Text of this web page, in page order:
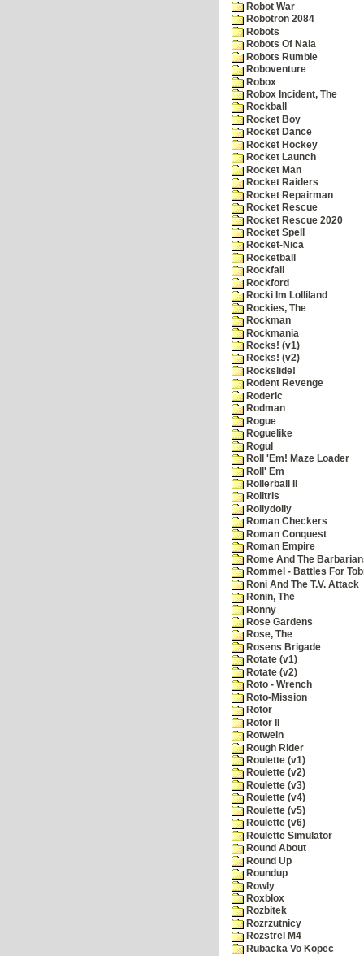
Robot War
Robotron 2084
Robots
Robots Of Nala
Robots Rumble
Roboventure
Robox
Robox Incident, The
Rockball
Rocket Boy
Rocket Dance
Rocket Hockey
Rocket Launch
Rocket Man
Rocket Raiders
Rocket Repairman
Rocket Rescue
Rocket Rescue 2020
Rocket Spell
Rocket-Nica
Rocketball
Rockfall
Rockford
Rocki Im Lolliland
Rockies, The
Rockman
Rockmania
Rocks! (v1)
Rocks! (v2)
Rockslide!
Rodent Revenge
Roderic
Rodman
Rogue
Roguelike
Rogul
Roll 'Em! Maze Loader
Roll' Em
Rollerball II
Rolltris
Rollydolly
Roman Checkers
Roman Conquest
Roman Empire
Rome And The
Rommel - Battles For
Roni And The T.V. Attack
Ronin, The
Ronny
Rose Gardens
Rose, The
Rosens Brigade
Rotate (v1)
Rotate (v2)
Roto - Wrench
Roto-Mission
Rotor
Rotor II
Rotwein
Rough Rider
Roulette (v1)
Roulette (v2)
Roulette (v3)
Roulette (v4)
Roulette (v5)
Roulette (v6)
Roulette Simulator
Round About
Round Up
Roundup
Rowly
Roxblox
Rozbitek
Rozrzutnicy
Rozstrel M4
Rubacka Vo Kopec